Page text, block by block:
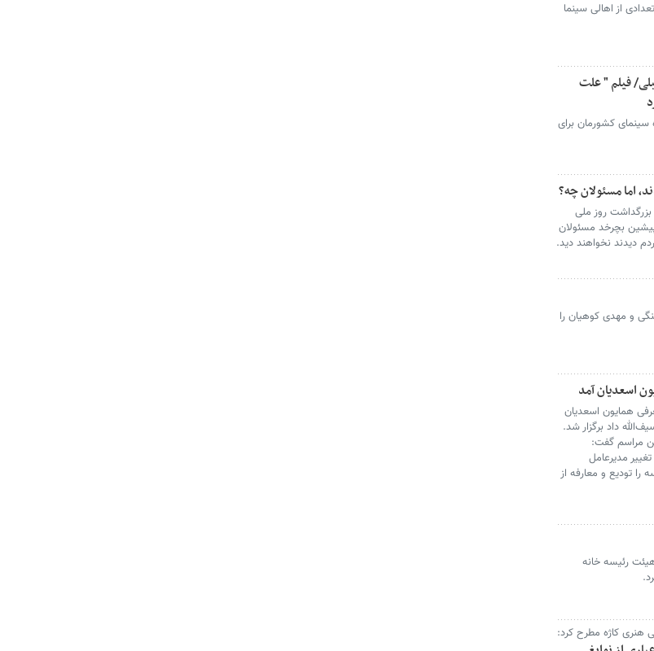
از اهالی سینما
فیلم " علت
کشورمان برای
اما مسئولان چه؟
روز ملی
پیشین بچرخد مسئولان
و مهدی کوهیان را
اسعدیان آمد
همایون اسعدیان
دوشنبه ۲۷ مردادماه ۱۴۰۴در سالن سیف‌الله داد برگزار شد.
مراسم گفت:
مدیرعامل
تودیع و معارفه از
رئیسه خانه
هنری کاژه مطرح کرد: